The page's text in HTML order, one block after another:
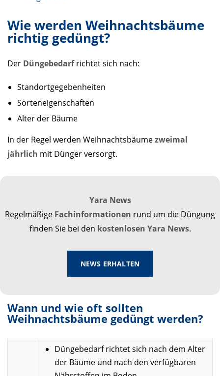
Wie werden Weihnachtsbäume
richtig gedüngt?
Der Düngebedarfrichtet sich nach:
Standortgegebenheiten
Sorteneigenschaften
Alter der Bäume
In der Regel werden Weihnachtsbäumezweimal
jährlich mit Dünger versorgt.
Yara News
Regelmäßige Fachinformationen rund um die Düngung
finden Sie bei den kostenlosen Yara News.
NEWS ERHALTEN
Wann und wie oft sollten
Weihnachtsbäume gedüngt werden?
Düngebedarf richtet sich nach dem Alter
der Bäume und nach den verfügbaren